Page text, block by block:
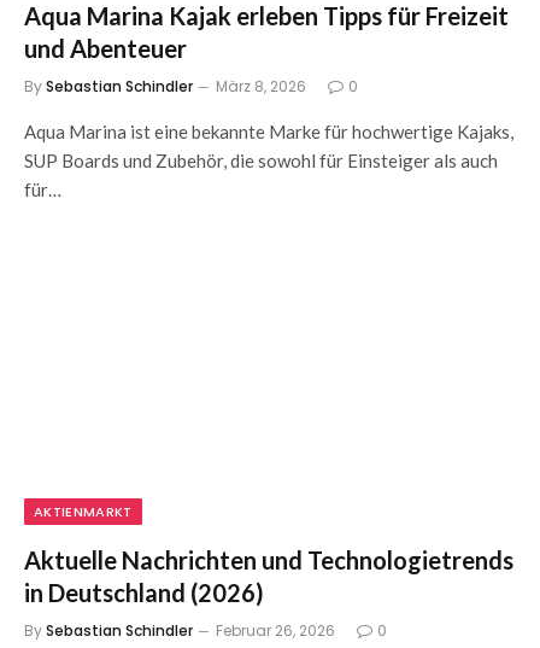
Aqua Marina Kajak erleben Tipps für Freizeit
und Abenteuer
BySebastian Schindler März 8, 2026 0
Aqua Marina ist eine bekannte Marke für hochwertige Kajaks,
SUP Boards und Zubehör, die sowohl für Einsteiger als auch
für…
AKTIENMARKT
Aktuelle Nachrichten und Technologietrends
in Deutschland (2026)
BySebastian Schindler Februar 26, 2026 0